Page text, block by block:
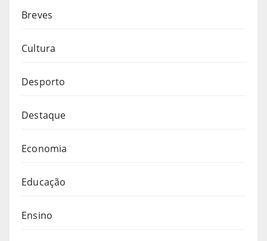
Breves
Cultura
Desporto
Destaque
Economia
Educação
Ensino